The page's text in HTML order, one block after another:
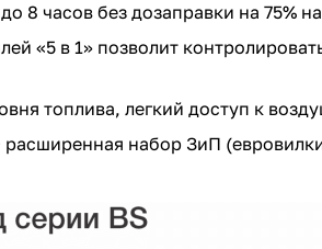
8 часов без дозаправки на 75%
«5 в 1» позволит
топлива, легкий доступ к
набор ЗиП